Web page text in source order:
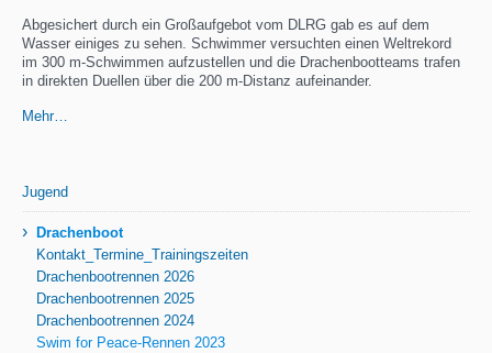
Abgesichert durch ein Großaufgebot vom DLRG gab es auf dem
Wasser einiges zu sehen. Schwimmer versuchten einen Weltrekord
im 300 m-Schwimmen aufzustellen und die Drachenbootteams trafen
in direkten Duellen über die 200 m-Distanz aufeinander.
Mehr…
Jugend
›
Drachenboot
Kontakt_Termine_Trainingszeiten
Drachenbootrennen 2026
Drachenbootrennen 2025
Drachenbootrennen 2024
Swim for Peace-Rennen 2023